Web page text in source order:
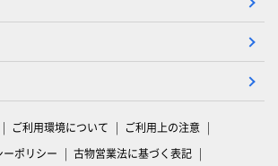
ご利用環境について
ご利用上の注意
ーポリシー
古物営業法に基づく表記